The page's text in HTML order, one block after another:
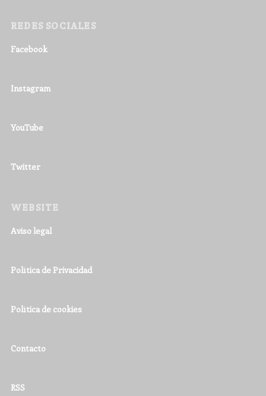
REDES SOCIALES
Facebook
Instagram
YouTube
Twitter
WEBSITE
Aviso legal
Política de Privacidad
Política de cookies
Contacto
RSS